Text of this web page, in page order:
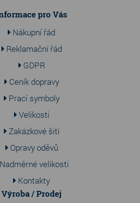
pro Vás
Nákupní řád
Reklamační řád
GDPR
Ceník dopravy
Prací symboly
Velikosti
Zakázkové šití
Opravy oděvů
Nadměrné velikosti
Kontakty
Výroba / Prodej